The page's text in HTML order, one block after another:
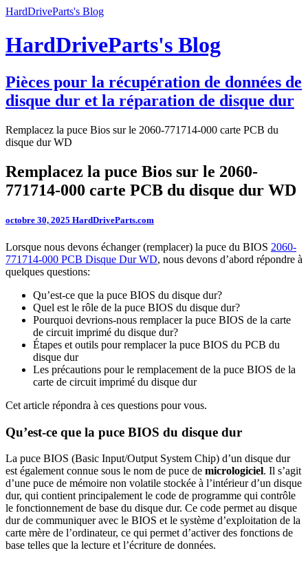
HardDriveParts's Blog
HardDriveParts's Blog
Pièces pour la récupération de données de
disque dur et la réparation de disque dur
Remplacez la puce Bios sur le 2060-771714-000 carte PCB du
disque dur WD
Remplacez la puce Bios sur le 2060-
771714-000 carte PCB du disque dur WD
octobre 30, 2025 HardDriveParts.com
Lorsque nous devons échanger (remplacer) la puce du BIOS 2060-
771714-000 PCB Disque Dur WD, nous devons d’abord répondre à
quelques questions:
Qu’est-ce que la puce BIOS du disque dur?
Quel est le rôle de la puce BIOS du disque dur?
Pourquoi devrions-nous remplacer la puce BIOS de la carte
de circuit imprimé du disque dur?
Étapes et outils pour remplacer la puce BIOS du PCB du
disque dur
Les précautions pour le remplacement de la puce BIOS de la
carte de circuit imprimé du disque dur
Cet article répondra à ces questions pour vous.
Qu’est-ce que la puce BIOS du disque dur
La puce BIOS (Basic Input/Output System Chip) d’un disque dur
est également connue sous le nom de puce de micrologiciel. Il s’agit
d’une puce de mémoire non volatile stockée à l’intérieur d’un disque
dur, qui contient principalement le code de programme qui contrôle
le fonctionnement de base du disque dur. Ce code permet au disque
dur de communiquer avec le BIOS et le système d’exploitation de la
carte mère de l’ordinateur, ce qui permet d’activer des fonctions de
base telles que la lecture et l’écriture de données.